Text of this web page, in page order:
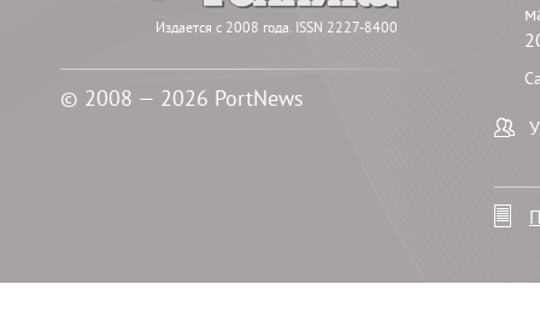
Издается с 2008 года. ISSN 2227-8400
© 2008 — 2026 PortNews